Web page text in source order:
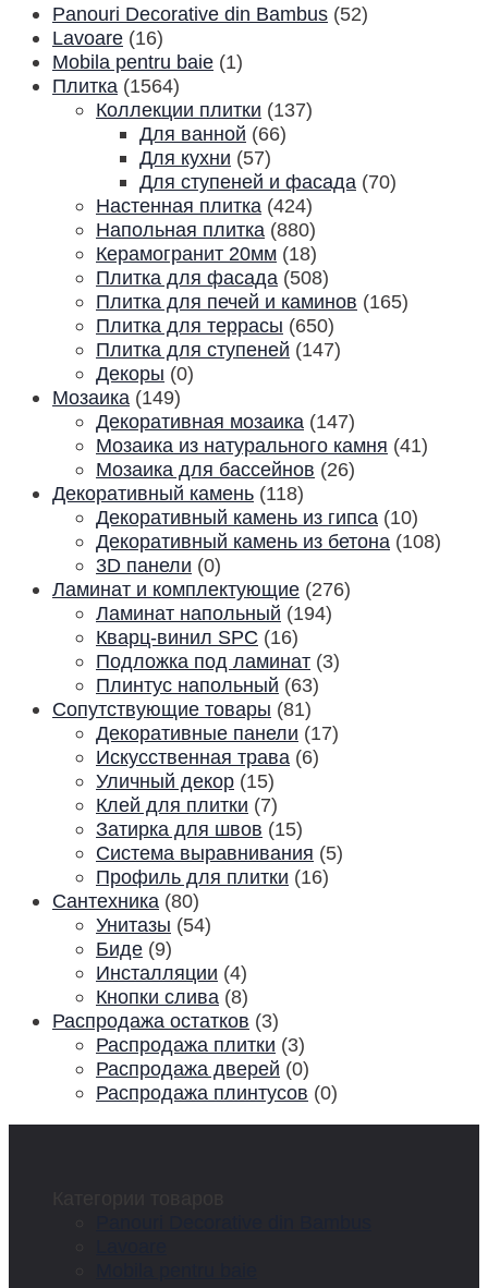
Panouri Decorative din Bambus (52)
Lavoare (16)
Mobila pentru baie (1)
Плитка (1564)
Коллекции плитки (137)
Для ванной (66)
Для кухни (57)
Для ступеней и фасада (70)
Настенная плитка (424)
Напольная плитка (880)
Керамогранит 20мм (18)
Плитка для фасада (508)
Плитка для печей и каминов (165)
Плитка для террасы (650)
Плитка для ступеней (147)
Декоры (0)
Мозаика (149)
Декоративная мозаика (147)
Мозаика из натурального камня (41)
Мозаика для бассейнов (26)
Декоративный камень (118)
Декоративный камень из гипса (10)
Декоративный камень из бетона (108)
3D панели (0)
Ламинат и комплектующие (276)
Ламинат напольный (194)
Кварц-винил SPC (16)
Подложка под ламинат (3)
Плинтус напольный (63)
Сопутствующие товары (81)
Декоративные панели (17)
Искусственная трава (6)
Уличный декор (15)
Клей для плитки (7)
Затирка для швов (15)
Система выравнивания (5)
Профиль для плитки (16)
Сантехника (80)
Унитазы (54)
Биде (9)
Инсталляции (4)
Кнопки слива (8)
Распродажа остатков (3)
Распродажа плитки (3)
Распродажа дверей (0)
Распродажа плинтусов (0)